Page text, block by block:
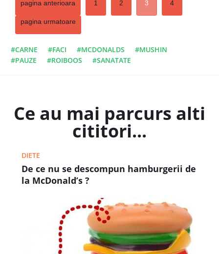
pagina anterioara 1 2 3 4
pagina urmatoare
#CARNE #FACI #MCDONALDS
#MUSHIN
#PAUZE
#ROIBOOS #SANATATE
Ce au mai parcurs alti
cititori...
DIETE
De ce nu se descompun hamburgerii de
la McDonald’s ?